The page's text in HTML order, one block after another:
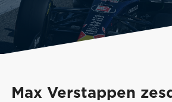
Max Verstappen